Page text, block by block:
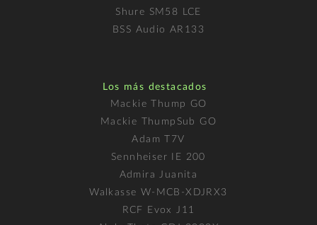
Shure SM58 LCE
BSS Audio AR133
Los más destacados
Mackie Thump GO
Mackie ThumpSub GO
Adam T7V
Sennheiser IE 200
Admira Juanita
Walkasse W-MCB-XDJRX3
RCF Evox J11